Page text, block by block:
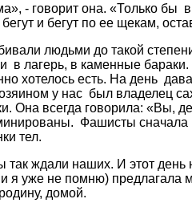
- говорит она. «Только бы
и бегут по ее щекам,
людьми до такой
лагерь, в каменные бараки.
хотелось есть. На день
у нас был владелец
Она всегда говорила: «Вы,
Фашисты сначала
тел.
так ждали наших. И этот
уже не помню) предлагала
домой.